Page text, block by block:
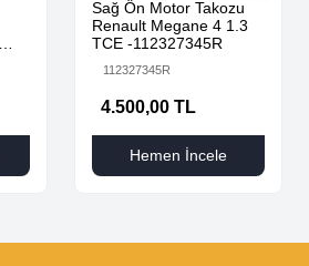
Sağ Ön Motor Takozu
Renault Megane 4 1.3
TCE -112327345R
112327345R
4.500,00 TL
Hemen İncele